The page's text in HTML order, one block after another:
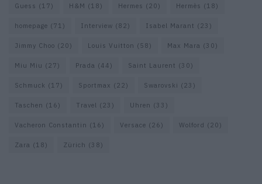
Guess (17) H&M (18) Hermes (20) Hermès (18)
homepage (71) Interview (82) Isabel Marant (23)
Jimmy Choo (20) Louis Vuitton (58) Max Mara (30)
Miu Miu (27) Prada (44) Saint Laurent (30)
Schmuck (17) Sportmax (22) Swarovski (23)
Taschen (16) Travel (23) Uhren (33)
Vacheron Constantin (16) Versace (26) Wolford (20)
Zara (18) Zürich (38)